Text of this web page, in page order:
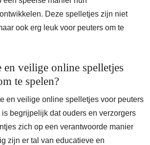
Deze spelletjes zijn niet
ook erg leuk voor peuters om te
en veilige online spelletjes
te spelen?
en veilige online spelletjes voor peuters
begrijpelijk dat ouders en verzorgers
zich op een verantwoorde manier
zijn er tal van educatieve en